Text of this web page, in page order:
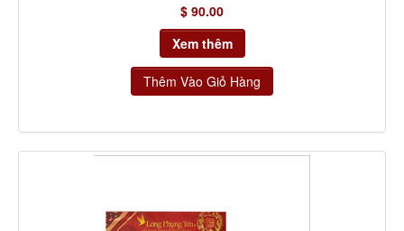
$ 90.00
Xem thêm